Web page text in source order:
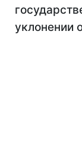
уклонении